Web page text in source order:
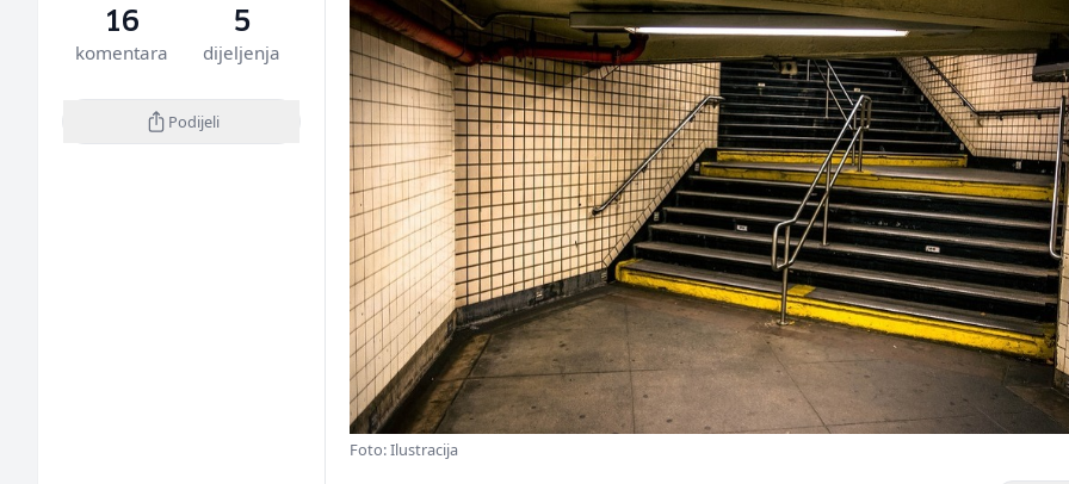
16
komentara
5
dijeljenja
Podijeli
Foto: Ilustracija